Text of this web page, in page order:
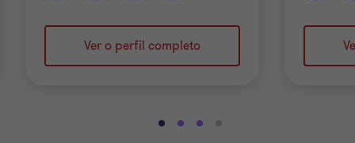
Ver o perfil completo
Ir
Ir
Ir
Ir